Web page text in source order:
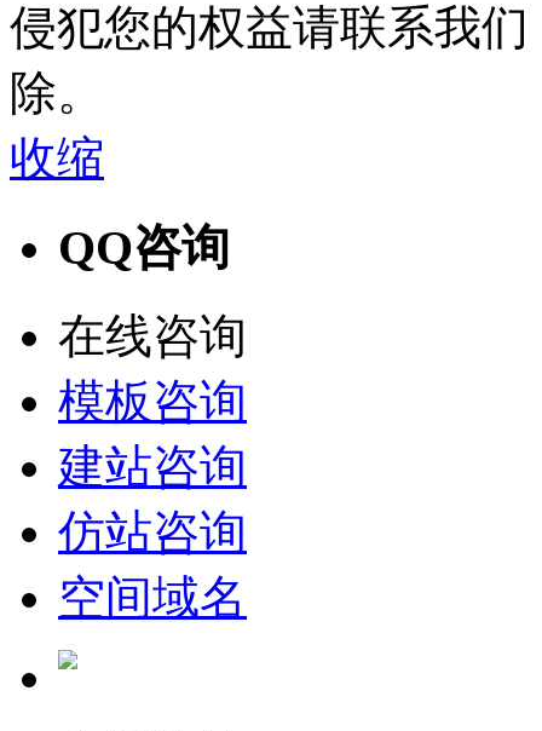
侵犯您的权益请联系我
除。
收缩
QQ咨询
在线咨询
模板咨询
建站咨询
仿站咨询
空间域名